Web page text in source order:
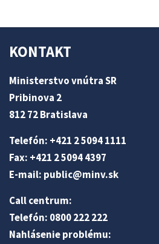
KONTAKT
Ministerstvo vnútra SR
Pribinova 2
812 72 Bratislava
Telefón: +421 2 5094 1111
Fax: +421 2 5094 4397
E-mail: public@minv.sk
Call centrum:
Telefón: 0800 222 222
Nahlásenie problému: